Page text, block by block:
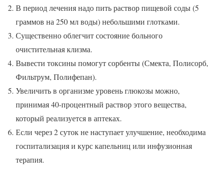
В период лечения надо пить раствор пищевой соды (5
граммов на 250 мл воды) небольшими глотками.
Существенно облегчит состояние больного
очистительная клизма.
Вывести токсины помогут сорбенты (Смекта, Полисорб,
Фильтрум, Полифепан).
Увеличить в организме уровень глюкозы можно,
принимая 40-процентный раствор этого вещества,
который реализуется в аптеках.
Если через 2 суток не наступает улучшение, необходима
госпитализация и курс капельниц или инфузионная
терапия.